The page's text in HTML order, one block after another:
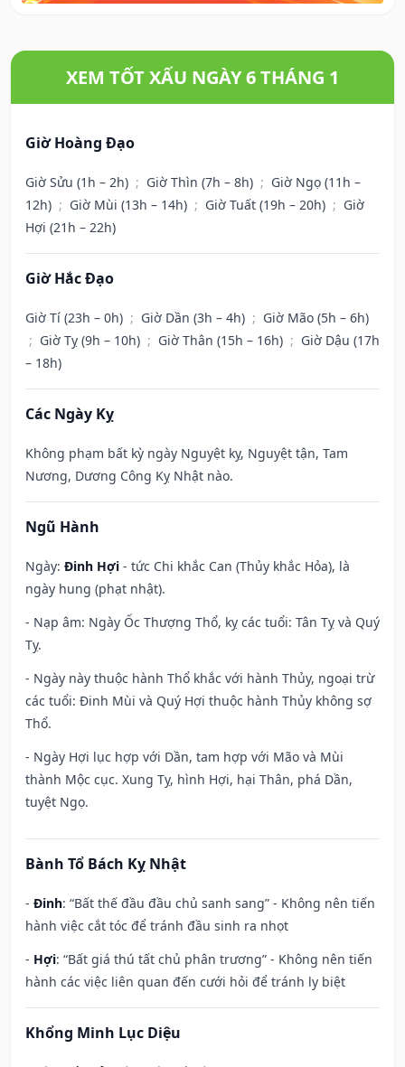
XEM TỐT XẤU NGÀY 6 THÁNG 1
Giờ Hoàng Đạo
Giờ Sửu (1h – 2h) ; Giờ Thìn (7h – 8h) ; Giờ Ngọ (11h –
12h) ; Giờ Mùi (13h – 14h) ; Giờ Tuất (19h – 20h) ; Giờ
Hợi (21h – 22h)
Giờ Hắc Đạo
Giờ Tí (23h – 0h) ; Giờ Dần (3h – 4h) ; Giờ Mão (5h – 6h)
; Giờ Tỵ (9h – 10h) ; Giờ Thân (15h – 16h) ; Giờ Dậu (17h
– 18h)
Các Ngày Kỵ
Không phạm bất kỳ ngày Nguyệt kỵ, Nguyệt tận, Tam
Nương, Dương Công Kỵ Nhật nào.
Ngũ Hành
Ngày: Đinh Hợi - tức Chi khắc Can (Thủy khắc Hỏa), là
ngày hung (phạt nhật).
- Nạp âm: Ngày Ốc Thượng Thổ, kỵ các tuổi: Tân Tỵ và Quý
Tỵ.
- Ngày này thuộc hành Thổ khắc với hành Thủy, ngoại trừ
các tuổi: Đinh Mùi và Quý Hợi thuộc hành Thủy không sợ
Thổ.
- Ngày Hợi lục hợp với Dần, tam hợp với Mão và Mùi
thành Mộc cục. Xung Tỵ, hình Hợi, hại Thân, phá Dần,
tuyệt Ngọ.
Bành Tổ Bách Kỵ Nhật
- Đinh: “Bất thế đầu đầu chủ sanh sang” - Không nên tiến
hành việc cắt tóc để tránh đầu sinh ra nhọt
- Hợi: “Bất giá thú tất chủ phân trương” - Không nên tiến
hành các việc liên quan đến cưới hỏi để tránh ly biệt
Khổng Minh Lục Diệu